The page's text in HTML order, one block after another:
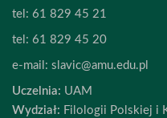
tel: 61 829 45 21
tel: 61 829 45 20
e-mail: slavic@amu.edu.pl
Uczelnia: UAM
Wydział: Filologii Polskiej i